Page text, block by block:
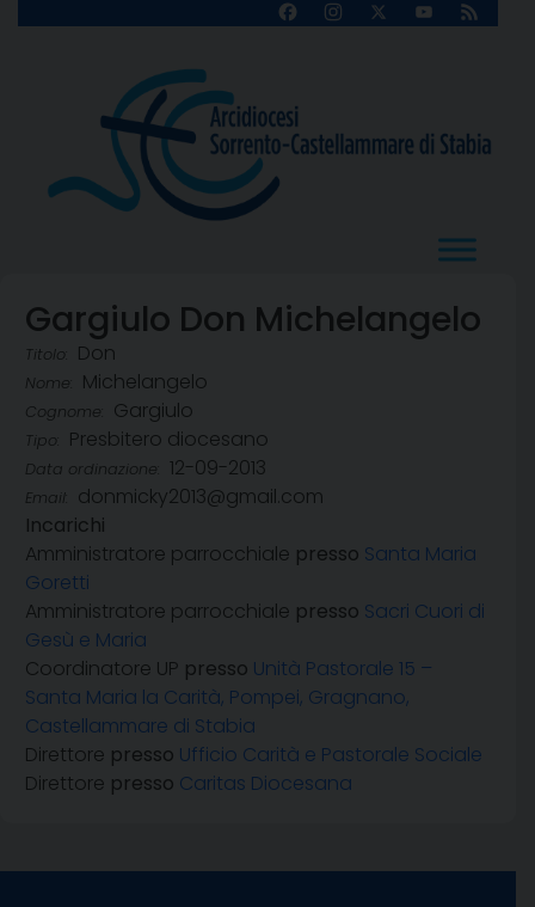
FacebookInstagram
X
YouTube
Feed
Gargiulo Don Michelangelo
Titolo: Don
Nome: Michelangelo
Cognome: Gargiulo
Tipo: Presbitero diocesano
Data ordinazione: 12-09-2013
Email:
donmicky2013@gmail.com
Incarichi
Amministratore parrocchiale presso Santa Maria
Goretti
Amministratore parrocchiale presso Sacri Cuori di
Gesù e Maria
Coordinatore UP presso Unità Pastorale 15 –
Santa Maria la Carità, Pompei, Gragnano,
Castellammare di Stabia
Direttore presso Ufficio Carità e Pastorale Sociale
Direttore presso Caritas Diocesana